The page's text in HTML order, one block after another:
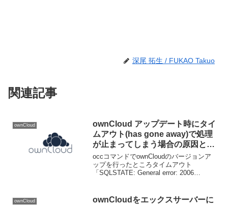
深尾 拓生 / FUKAO Takuo
関連記事
ownCloud
ownCloud アップデート時にタイ
ムアウト(has gone away)で処理
が止まってしまう場合の原因と対
処法
occコマンドでownCloudのバージョンア
ップを行ったところタイムアウト
「SQLSTATE: General error: 2006
た。...
ownCloud
ownCloudをエックスサーバーに